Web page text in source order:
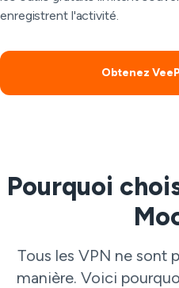
enregistrent l'activité.
Obtenez
Pourquoi
Tous les VPN ne sont
manière. Voici